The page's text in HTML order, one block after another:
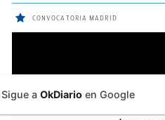
CONVOCATORIA MADRID
ÚLTIMAS
NOTICIAS
Sigue a OkDiario en Google